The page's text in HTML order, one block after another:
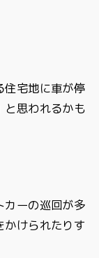
住宅地に車が停
と思われるかも
カーの巡回が多
かけられたりす